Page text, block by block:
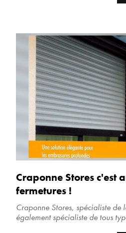
Craponne Stores c'est
fermetures !
Craponne Stores, spécialiste de
également spécialiste de tous